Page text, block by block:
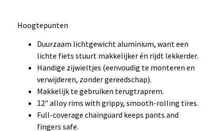
Hoogtepunten
Duurzaam lichtgewicht aluminium, want een
lichte fiets stuurt makkelijker én rijdt lekkerder.
Handige zijwieltjes (eenvoudig te monteren en
verwijderen, zonder gereedschap).
Makkelijk te gebruiken terugtraprem.
12″ alloy rims with grippy, smooth-rolling tires.
Full-coverage chainguard keeps pants and
fingers safe.